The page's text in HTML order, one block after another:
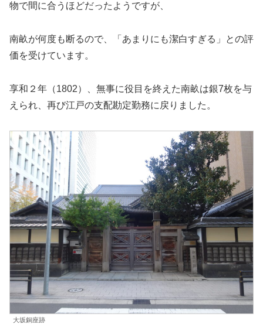
物で間に合うほどだったようですが、
南畝が何度も断るので、「あまりにも潔白すぎる」との評
価を受けています。
享和２年（1802）、無事に役目を終えた南畝は銀7枚を与
えられ、再び江戸の支配勘定勤務に戻りました。
大坂銅座跡